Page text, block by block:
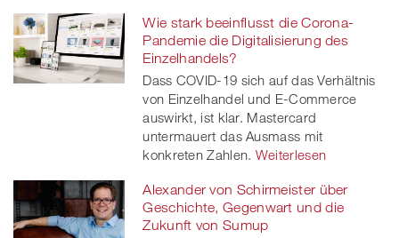
Wie stark beeinflusst die Corona-
Pandemie die Digitalisierung des
Einzelhandels?
Dass COVID-19 sich auf das Verhältnis
von Einzelhandel und E-Commerce
auswirkt, ist klar. Mastercard
untermauert das Ausmass mit
konkreten Zahlen. Weiterlesen
Alexander von Schirmeister über
Geschichte, Gegenwart und die
Zukunft von Sumup